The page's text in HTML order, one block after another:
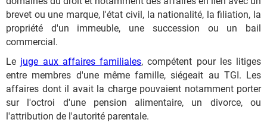
brevet ou une marque, l'état civil, la nationalité, la filiation, la
propriété d'un immeuble, une succession ou un bail
commercial.
Le juge aux affaires familiales, compétent pour les litiges
entre membres d'une même famille, siégeait au TGI. Les
affaires dont il avait la charge pouvaient notamment porter
sur l'octroi d'une pension alimentaire, un divorce, ou
l'attribution de l'autorité parentale.